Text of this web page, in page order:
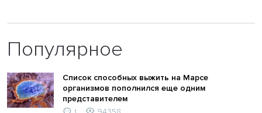
Популярное
Список способных выжить на Марсе
организмов пополнился еще одним
представителем